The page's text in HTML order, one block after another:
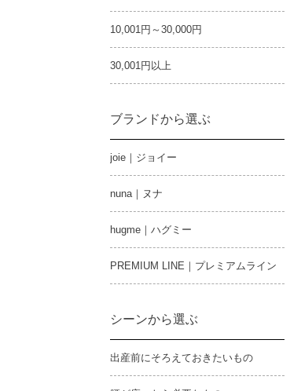
10,001円～30,000円
30,001円以上
ブランドから選ぶ
joie｜ジョイー
nuna｜ヌナ
hugme｜ハグミー
PREMIUM LINE｜プレミアムライン
シーンから選ぶ
出産前にそろえておきたいもの